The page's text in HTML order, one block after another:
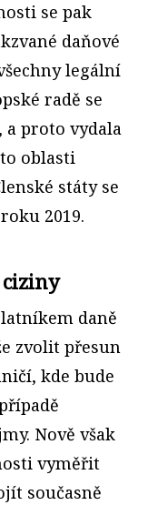
se pak
daňové
legální
radě se
a proto vydala
oblasti
státy se
2019.
ciziny
daně
zvolit přesun
kde bude
Nově však
vyměřit
současně